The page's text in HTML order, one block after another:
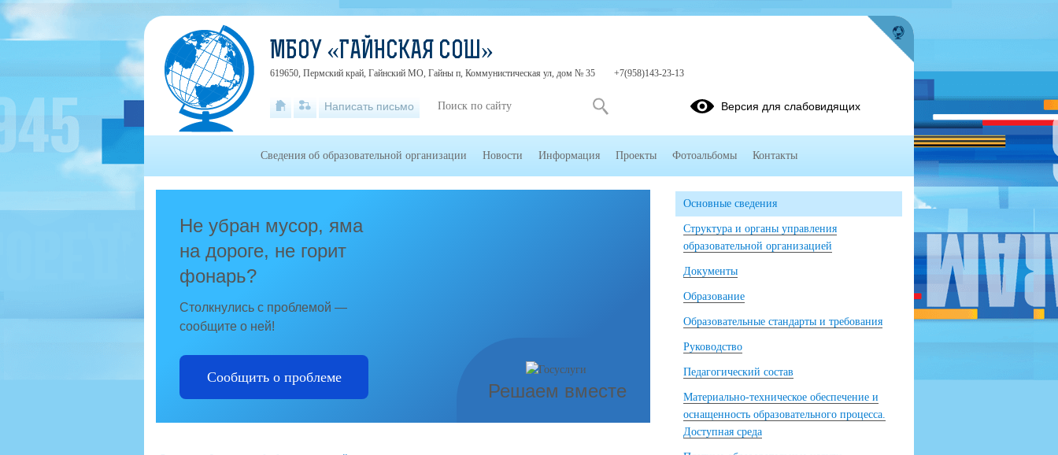
Решаем вместе
Не убран мусор, яма
на дороге, не горит
фонарь?
Столкнулись с проблемой —
сообщите о ней!
Сообщить о проблеме
Основные сведения
Структура и органы управления
образовательной организацией
Документы
Образование
Образовательные стандарты и требования
Руководство
Педагогический состав
Материально-техническое обеспечение и
оснащенность образовательного процесса.
Доступная среда
МБОУ «ГАЙНСКАЯ СОШ»
619650, Пермский край, Гайнский МО, Гайны п, Коммунистическая ул, дом № 35 +7(958)143-23-13
Написать письмо Версия для слабовидящих
Сведения об образовательной организации Новости Информация Проекты Фотоальбомы Контакты